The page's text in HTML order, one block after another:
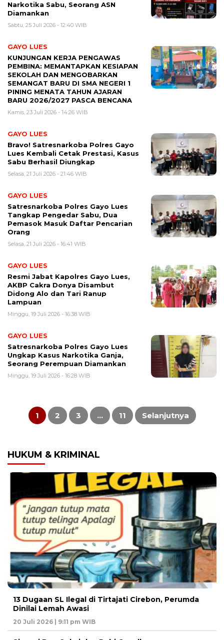
Narkotika Sabu, Seorang ASN
Diamankan
Sabtu, 25 Juli 2026 - 12:40 WIB
GAYO LUES
KUNJUNGAN KERJA PENGAWAS
PEMBINA: MEMANTAPKAN KESIAPAN
SEKOLAH DAN MENGOBARKAN
SEMANGAT BARU DI SMA NEGERI 1
PINING MENATA TAHUN AJARAN
BARU 2026/2027 PASCA BENCANA
Kamis, 23 Juli 2026 - 14:26 WIB
GAYO LUES
Bravo! Satresnarkoba Polres Gayo
Lues Kembali Cetak Prestasi, Kasus
Sabu Berhasil Diungkap
Selasa, 21 Juli 2026 - 21:46 WIB
GAYO LUES
Satresnarkoba Polres Gayo Lues
Tangkap Pengedar Sabu, Dua
Pemasok Masuk Daftar Pencarian
Orang
Selasa, 21 Juli 2026 - 16:41 WIB
GAYO LUES
Resmi Jabat Kapolres Gayo Lues,
AKBP Cakra Donya Disambut
Didong Alo dan Tari Ranup
Lampuan
Minggu, 19 Juli 2026 - 16:38 WIB
GAYO LUES
Satresnarkoba Polres Gayo Lues
Ungkap Kasus Narkotika Ganja,
Seorang Perempuan Diamankan
Minggu, 19 Juli 2026 - 16:28 WIB
Paginasi
pos
1 2 3 … 11 Selanjutnya
HUKUM & KRIMINAL
13 Dugaan SL Ilegal di Tirtajati Cirebon, Perumda
Dinilai Lemah Awasi
20 Juli 2026 | 9:11 pm WIB